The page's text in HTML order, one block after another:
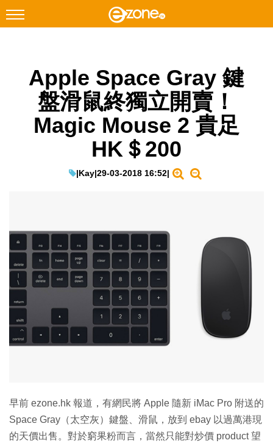
Facebook Instagram
科技焦點
網絡生活
生成式AI與雲端應用
Enterprise Digital Transformation
特集
Apple Space Gray 鍵
盤滑鼠終獨立開賣！
Magic Mouse 2 貴足
HK＄200
|Kay|29-03-2018 16:52|
早前 ezone.hk 報道，有網民將 Apple 隨新 iMac Pro 附送的
Space Gray（太空灰）鍵盤、滑鼠，放到 ebay 以過萬港現
的天價出售。對於窮果粉而言，當然只能對炒價 product 望